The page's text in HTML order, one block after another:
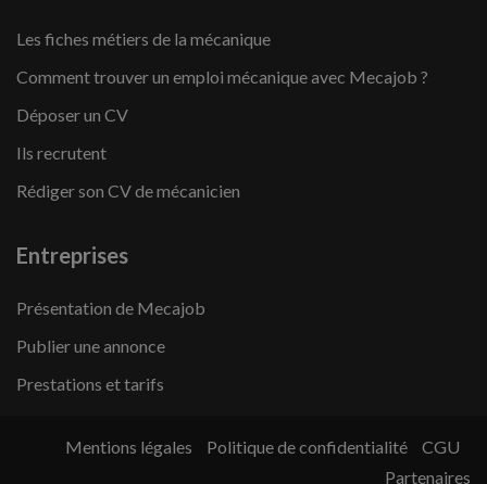
Les fiches métiers de la mécanique
Comment trouver un emploi mécanique avec Mecajob ?
Déposer un CV
Ils recrutent
Rédiger son CV de mécanicien
Entreprises
Présentation de Mecajob
Publier une annonce
Prestations et tarifs
Mentions légales Politique de confidentialité
CGU
Partenaires